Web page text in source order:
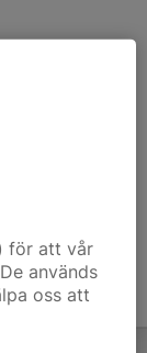
för att vår
används
oss att